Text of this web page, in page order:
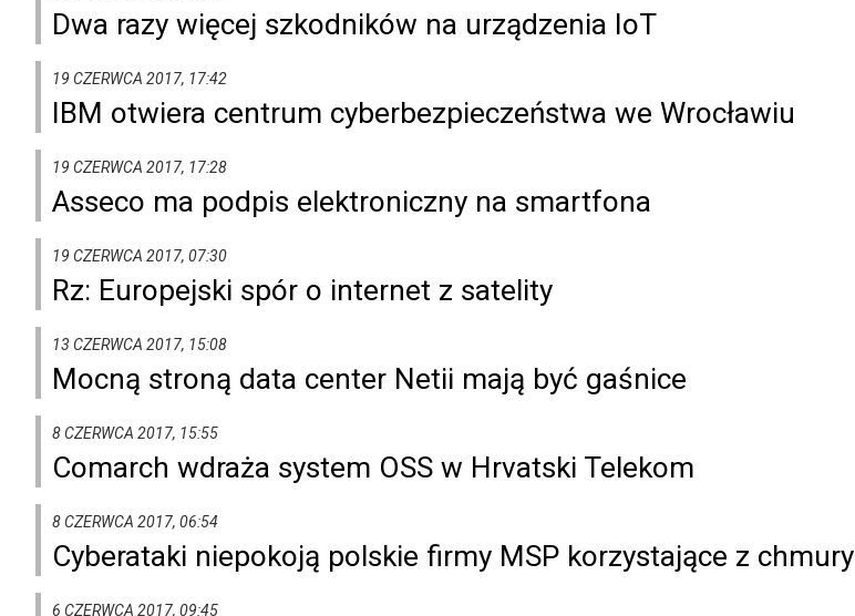
Dwa razy więcej szkodników na urządzenia IoT
19 CZERWCA 2017, 17:42
IBM otwiera centrum cyberbezpieczeństwa we Wrocławiu
19 CZERWCA 2017, 17:28
Asseco ma podpis elektroniczny na smartfona
19 CZERWCA 2017, 07:30
Rz: Europejski spór o internet z satelity
13 CZERWCA 2017, 15:08
Mocną stroną data center Netii mają być gaśnice
8 CZERWCA 2017, 15:55
Comarch wdraża system OSS w Hrvatski Telekom
8 CZERWCA 2017, 06:54
Cyberataki niepokoją polskie firmy MSP korzystające z chmury
6 CZERWCA 2017, 09:45